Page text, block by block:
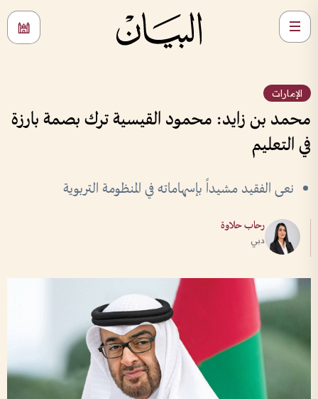
الإمارات
محمد بن زايد: محمود القيسية ترك بصمة بارزة
في التعليم
نعى الفقيد مشيداً بإسهاماته في المنظومة التربوية
رحاب حلاوة
دبي